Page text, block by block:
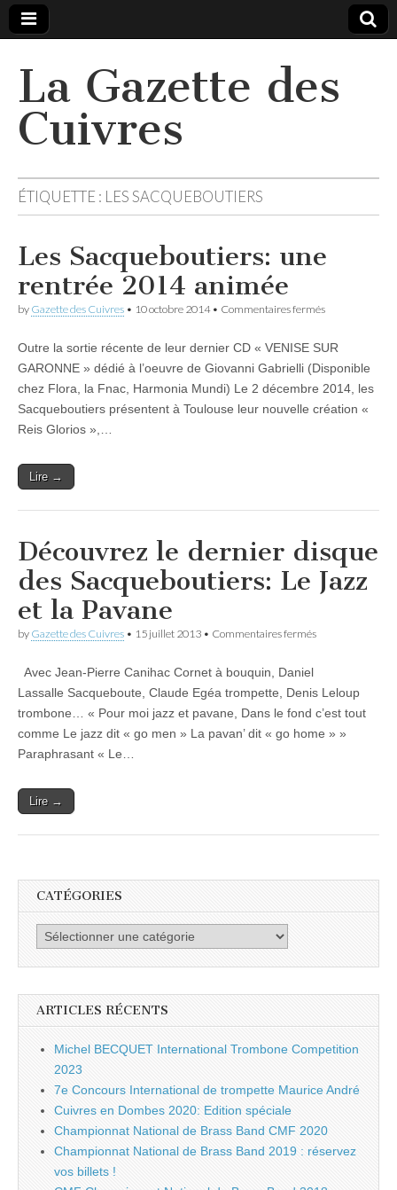
La Gazette des
Cuivres
ÉTIQUETTE : LES SACQUEBOUTIERS
Les Sacqueboutiers: une
rentrée 2014 animée
by Gazette des Cuivres • 10 octobre 2014• Commentaires ferméssur
une
rentrée
2014
animée
Outre la sortie récente de leur dernier CD « VENISE SUR
GARONNE » dédié à l’oeuvre de Giovanni Gabrielli (Disponible
chez Flora, la Fnac, Harmonia Mundi) Le 2 décembre 2014, les
Sacqueboutiers présentent à Toulouse leur nouvelle création «
Reis Glorios »,…
Lire →
Découvrez le dernier disque
des Sacqueboutiers: Le Jazz
et la Pavane
by Gazette des Cuivres • 15 juillet 2013 • Commentaires ferméssur
disque
Sacqueboutiers:
Le
Avec Jean-Pierre Canihac Cornet à bouquin, Daniel
Lassalle Sacqueboute, Claude Egéa trompette, Denis Leloup
trombone… « Pour moi jazz et pavane, Dans le fond c’est tout
comme Le jazz dit « go men » La pavan’ dit « go home » »
Paraphrasant « Le…
Lire →
CATÉGORIES
Catégories
ARTICLES RÉCENTS
Michel BECQUET International Trombone Competition
2023
7e Concours International de trompette Maurice André
Cuivres en Dombes 2020: Edition spéciale
Championnat National de Brass Band CMF 2020
Championnat National de Brass Band 2019 : réservez
vos billets !